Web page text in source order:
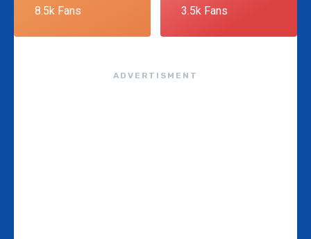
8.5k Fans 3.5k Fans
ADVERTISMENT